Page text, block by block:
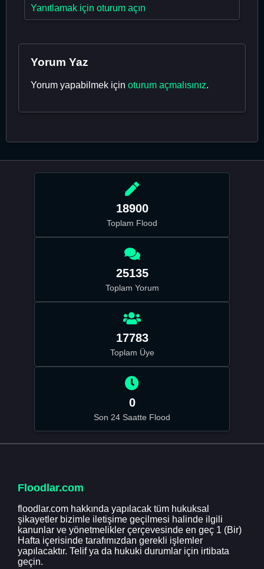
Yanıtlamak için oturum açın
Yorum Yaz
Yorum yapabilmek için oturum açmalısınız.
18900
Toplam Flood
25135
Toplam Yorum
17783
Toplam Üye
0
Son 24 Saatte Flood
Floodlar.com
floodlar.com hakkında yapılacak tüm hukuksal
şikayetler bizimle iletişime geçilmesi halinde ilgili
kanunlar ve yönetmelikler çerçevesinde en geç 1 (Bir)
Hafta içerisinde tarafımızdan gerekli işlemler
yapılacaktır. Telif ya da hukuki durumlar için irtibata
geçin.